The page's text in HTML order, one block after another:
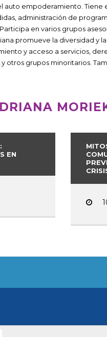
auto empoderamiento.
administración de
en varios grupos
promueve la diversidad y
y acceso a servicios,
y otros grupos minoritarios.
EN